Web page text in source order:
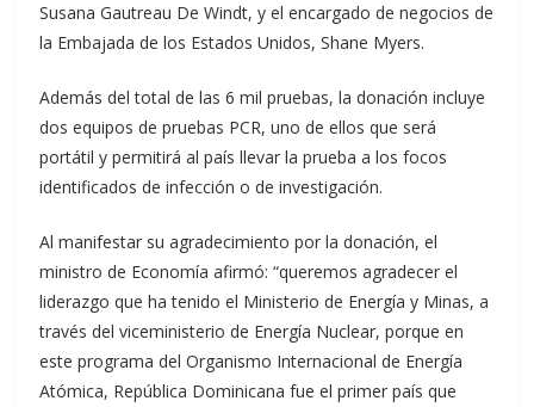
Susana Gautreau De Windt, y el encargado de negocios de
la Embajada de los Estados Unidos, Shane Myers.
Además del total de las 6 mil pruebas, la donación incluye
dos equipos de pruebas PCR, uno de ellos que será
portátil y permitirá al país llevar la prueba a los focos
identificados de infección o de investigación.
Al manifestar su agradecimiento por la donación, el
ministro de Economía afirmó: “queremos agradecer el
liderazgo que ha tenido el Ministerio de Energía y Minas, a
través del viceministerio de Energía Nuclear, porque en
este programa del Organismo Internacional de Energía
Atómica, República Dominicana fue el primer país que